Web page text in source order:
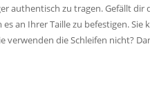
authentisch zu tragen. Gefällt dir
an Ihrer Taille zu befestigen. Sie
verwenden die Schleifen nicht?